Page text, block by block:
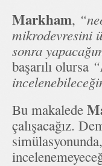
Markham,
mikrodevresini
sonra
başarılı olursa
Bu makalede
çalışacağız.